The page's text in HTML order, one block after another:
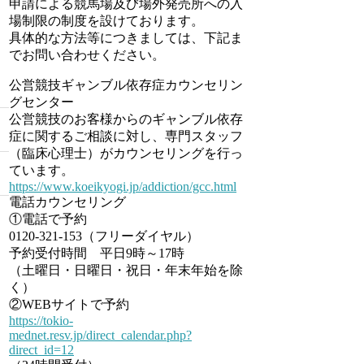
申請による競馬場及び場外発売所への入
場制限の制度を設けております。
具体的な方法等につきましては、下記ま
でお問い合わせください。
公営競技ギャンブル依存症カウンセリン
グセンター
公営競技のお客様からのギャンブル依存
症に関するご相談に対し、専門スタッフ
（臨床心理士）がカウンセリングを行っ
ています。
https://www.koeikyogi.jp/addiction/gcc.html
電話カウンセリング
①電話で予約
0120-321-153（フリーダイヤル）
予約受付時間 平日9時～17時
（土曜日・日曜日・祝日・年末年始を除
く）
②WEBサイトで予約
https://tokio-
mednet.resv.jp/direct_calendar.php?
direct_id=12